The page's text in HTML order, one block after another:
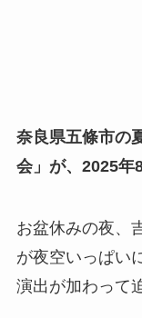
奈良県五條市の
会」が、2025年
お盆休みの夜、
が夜空いっぱい
演出が加わって